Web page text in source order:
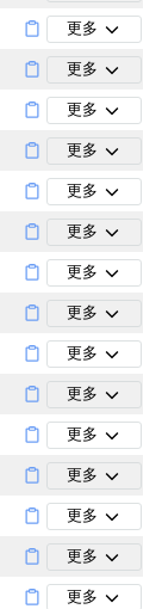
更多
更多
更多
更多
更多
更多
更多
更多
更多
更多
更多
更多
更多
更多
更多